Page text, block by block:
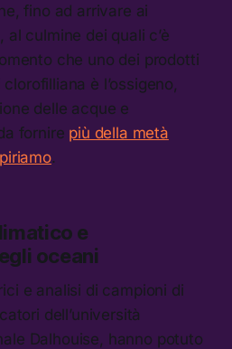
fino ad arrivare ai
culmine dei quali c’è
che uno dei prodotti
è l’ossigeno,
delle acque e
fornire più della metà
.
e
oceani
e analisi di campioni di
dell’università
Dalhouise, hanno potuto